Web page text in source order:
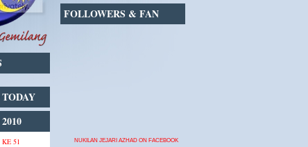
51
FOLLOWERS & FAN
NUKILAN JEJARI AZHAD ON FACEBOOK